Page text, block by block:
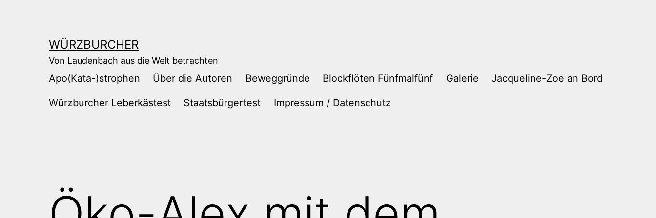
WÜRZBURCHER
Von Laudenbach aus die Welt betrachten
Apo(Kata-)strophen Über die Autoren Beweggründe Blockflöten Fünfmalfünf Galerie Jacqueline-Zoe an Bord
Würzburcher Leberkästest Staatsbürgertest Impressum / Datenschutz